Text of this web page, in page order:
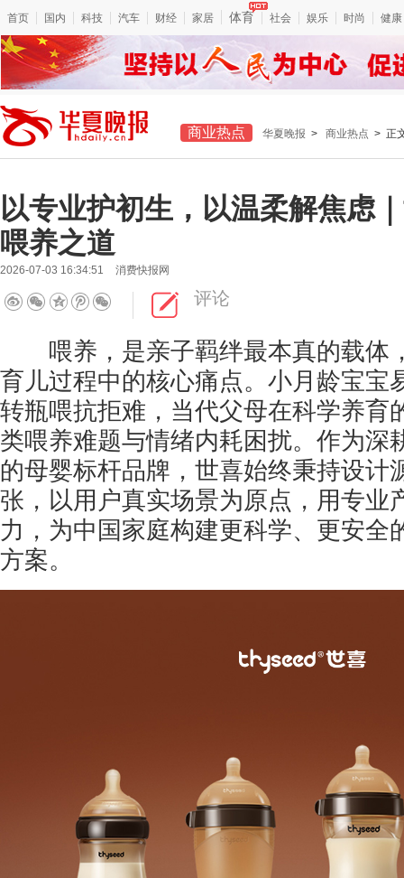
首页 国内 科技 汽车 财经 家居 体育 社会 娱乐 时尚 健康
商业热点 华夏晚报 > 商业热点 > 正
以专业护初生，以温柔解焦虑
喂养之道
2026-07-03 16:34:51 消费快报网
评论
喂养，是亲子羁绊最本真的载体
育儿过程中的核心痛点。小月龄宝宝
转瓶喂抗拒难，当代父母在科学养育
类喂养难题与情绪内耗困扰。作为深
的母婴标杆品牌，世喜始终秉持设计
张，以用户真实场景为原点，用专业
力，为中国家庭构建更科学、更安全
方案。